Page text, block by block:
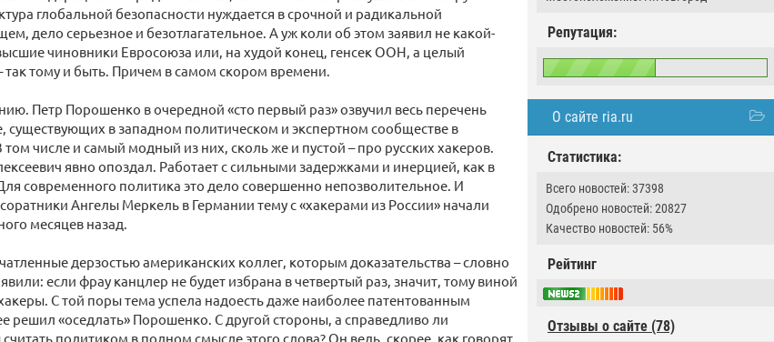
Репутация:
О сайте ria.ru
Статистика:
Всего новостей: 37398
Одобрено новостей: 20827
Качество новостей: 56%
Рейтинг
Отзывы о сайте (78)
глобальной безопасности нуждается в срочной и радикальной
дело серьезное и безотлагательное. А уж коли об этом заявил не какой-
чиновники Евросоюза или, на худой конец, генсек ООН, а целый
так тому и быть. Причем в самом скором времени.
Петр Порошенко в очередной «сто первый раз» озвучил весь перечень
существующих в западном политическом и экспертном сообществе в
числе и самый модный из них, сколь же и пустой – про русских хакеров.
явно опоздал. Работает с сильными задержками и инерцией, как в
современного политика это дело совершенно непозволительное. И
Ангелы Меркель в Германии тему с «хакерами из России» начали
месяцев назад.
дерзостью американских коллег, которым доказательства – словно
если фрау канцлер не будет избрана в четвертый раз, значит, тому виной
С той поры тема успела надоесть даже наиболее патентованным
решил «оседлать» Порошенко. С другой стороны, а справедливо ли
политиком в полном смысле этого слова? Он ведь, скорее, как говорят